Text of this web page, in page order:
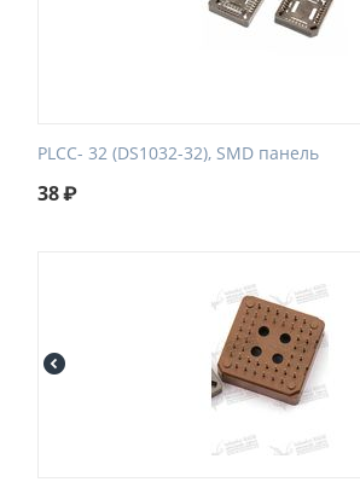
PLCC- 32 (DS1032-32), SMD панель
38₽